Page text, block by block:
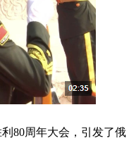
80周年大会，引发了俄